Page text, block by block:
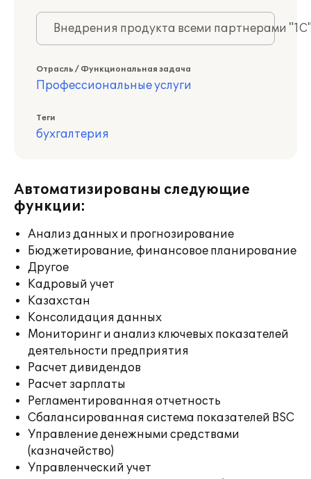
Внедрения продукта всеми партнерами
Отрасль / Функциональная задача
Профессиональные услуги
Теги
бухгалтерия
Автоматизированы следующие
функции:
Анализ данных и прогнозирование
Бюджетирование, финансовое планирование
Другое
Кадровый учет
Казахстан
Консолидация данных
Мониторинг и анализ ключевых показателей
деятельности предприятия
Расчет дивидендов
Расчет зарплаты
Регламентированная отчетность
Сбалансированная система показателей BSC
Управление денежными средствами
(казначейство)
Управленческий учет